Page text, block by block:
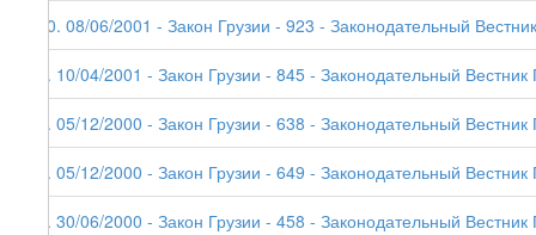
10. 08/06/2001 - Закон Грузии - 923 - Законодательный
9. 10/04/2001 - Закон Грузии - 845 - Законодательный
8. 05/12/2000 - Закон Грузии - 638 - Законодательный
7. 05/12/2000 - Закон Грузии - 649 - Законодательный
6. 30/06/2000 - Закон Грузии - 458 - Законодательный